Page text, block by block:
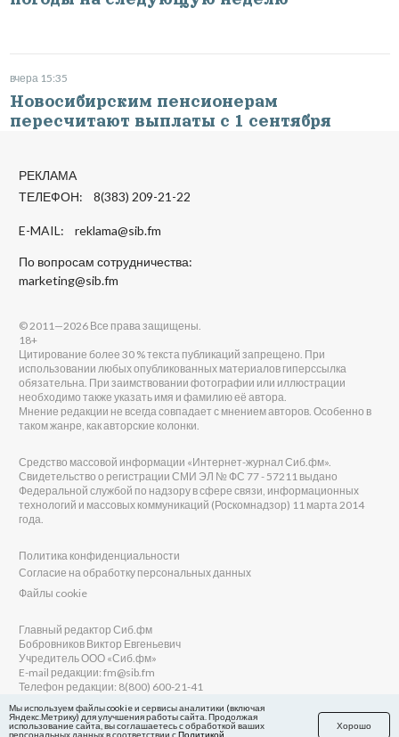
вчера 15:35
Новосибирским пенсионерам
пересчитают выплаты с 1 сентября
РЕКЛАМА
ТЕЛЕФОН: 8(383) 209-21-22
E-MAIL: reklama@sib.fm
По вопросам сотрудничества:
marketing@sib.fm
© 2011—2026 Все права защищены.
18+
Цитирование более 30 % текста публикаций запрещено. При
использовании любых опубликованных материалов гиперссылка
обязательна. При заимствовании фотографии или иллюстрации
необходимо также указать имя и фамилию её автора.
Мнение редакции не всегда совпадает с мнением авторов. Особенно в
таком жанре, как авторские колонки.
Средство массовой информации «Интернет-журнал Сиб.фм».
Свидетельство о регистрации СМИ ЭЛ № ФС 77 - 57211 выдано
Федеральной службой по надзору в сфере связи, информационных
технологий и массовых коммуникаций (Роскомнадзор) 11 марта 2014
года.
Политика конфиденциальности
Согласие на обработку персональных данных
Файлы cookie
Главный редактор Сиб.фм
Бобровников Виктор Евгеньевич
Учредитель ООО «Сиб.фм»
E-mail редакции: fm@sib.fm
Телефон редакции: 8(800) 600-21-41
Мы используем файлы cookie и сервисы аналитики (включая
Яндекс.Метрику) для улучшения работы сайта. Продолжая
использование сайта, вы соглашаетесь с обработкой ваших
персональных данных в соответствии сПолитикой
Хорошо